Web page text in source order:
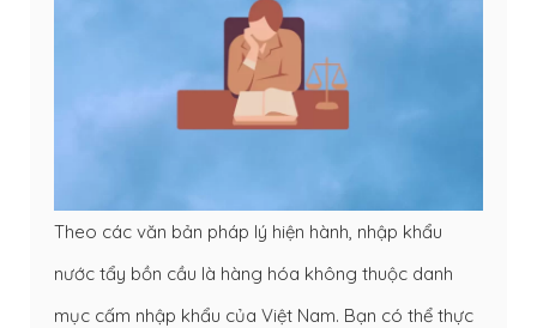
Theo các văn bản pháp lý hiện hành, nhập khẩu
nước tẩy bồn cầu là hàng hóa không thuộc danh
mục cấm nhập khẩu của Việt Nam. Bạn có thể thực